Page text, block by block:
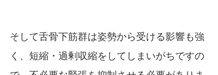
そして舌骨下筋群は姿勢から受ける影響も強
く、短縮・過剰収縮をしてしまいがちですの